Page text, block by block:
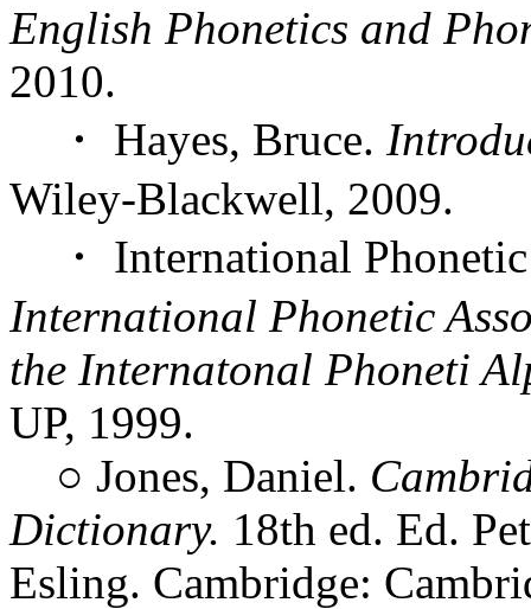
English Phonetics and
2010.
・ Hayes, Bruce.
Wiley-Blackwell, 2009.
・ International
International Phonetic
the Internatonal Phoneti
UP, 1999.
○ Jones, Daniel.
Dictionary. 18th ed. Ed.
Esling. Cambridge: